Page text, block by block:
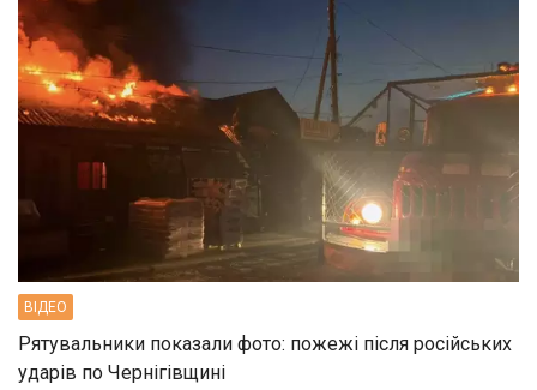
ВIДЕО
Рятувальники показали фото: пожежі після російських
ударів по Чернігівщині